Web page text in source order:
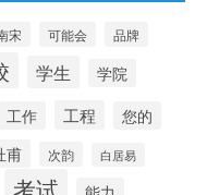
宋 可能会 品牌
学生 学院
工作 工程 您的
甫 次韵 白居易